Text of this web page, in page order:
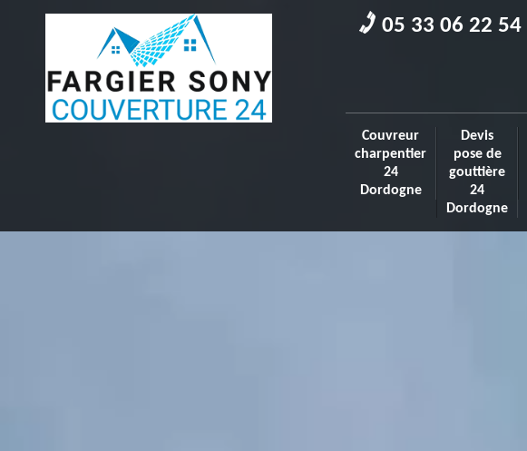
05 33 06 22 54
Couvreur
charpentier
24
Dordogne
Devis
pose de
gouttière
24
Dordogne